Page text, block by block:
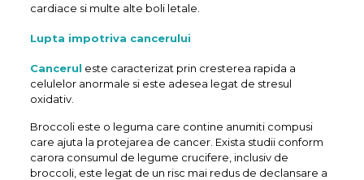
cardiace si multe alte boli letale.
Lupta impotriva cancerului
Cancerul este caracterizat prin cresterea rapida a
celulelor anormale si este adesea legat de stresul
oxidativ.
Broccoli este o leguma care contine anumiti compusi
care ajuta la protejarea de cancer. Exista studii conform
carora consumul de legume crucifere, inclusiv de
broccoli, este legat de un risc mai redus de declansare a